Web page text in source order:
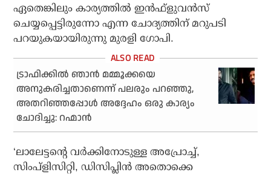
ഏതെങ്കിലും കാര്യത്തില്‍ ഇന്‍ഫ്‌ളുവന്‍സ്
ചെയ്യപ്പെട്ടിരുന്നോ എന്ന ചോദ്യത്തിന് മറുപടി
പറയുകയായിരുന്നു മുരളി ഗോപി.
ട്രാഫിക്കിൽ ഞാൻ മമ്മൂക്കയെ
അനുകരിച്ചതാണെന്ന് പലരും പറഞ്ഞു,
അതറിഞ്ഞപ്പോൾ അദ്ദേഹം ഒരു കാര്യം
ചോദിച്ചു: റഹ്മാൻ
‘ലാലേട്ടന്റെ വര്‍ക്കിനോടുള്ള അപ്രോച്ച്,
സിംപ്‌ളിസിറ്റി, ഡിസിപ്ലിന്‍ അതൊക്കെ